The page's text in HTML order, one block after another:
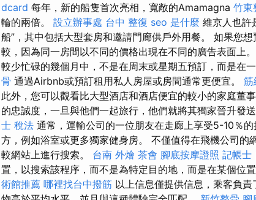
dcard 每年，新的船隻首次亮相，寬敞的Amamagna 竹東
輪的兩倍。 設立辦事處 台中 整復 seo 是什麼 維京人也許
船”，其中包括大型套房和邀請門廊供戶外用餐。 如果您
較，因為同一房間以不同的價格出現在不同的廣告表面上。
較少忙碌的幾個月中，不是在周末或星期五預訂，而是在
骨 通過Airbnb或預訂租用私人房屋或房間通常更便宜。 筋
此外，您可以觀看比大型酒店和酒店便宜的較小的家庭董事
的忠誠度，一旦與他們一起旅行，他們就將其獨家晉升發
士 稅法 通常，運輸公司的一位朋友在走廊上享受5-10％
方，例如浴室或更多獨家健身房。 不僅值得在飛機公司的
較網站上進行搜索。 台南 外燴 茶會 腳底按摩證照 記帳士
置，以搜索該程序，而不是為特定目的地，而是在某個位
術館推薦 哪裡找台中撥筋 以上信息僅提供信息，乘客負